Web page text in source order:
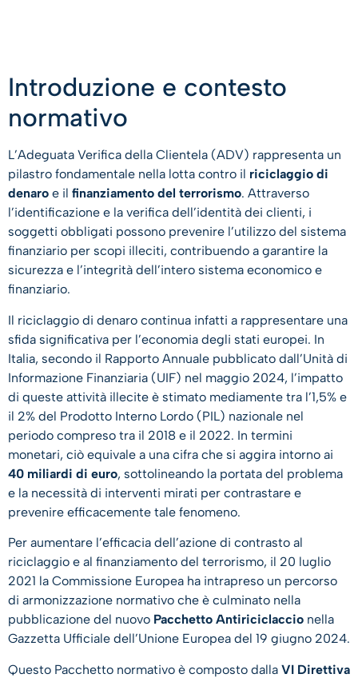
Introduzione e contesto
normativo
L’Adeguata Verifica della Clientela (ADV) rappresenta un
pilastro fondamentale nella lotta contro il riciclaggio di
denaro e il finanziamento del terrorismo. Attraverso
l’identificazione e la verifica dell’identità dei clienti, i
soggetti obbligati possono prevenire l’utilizzo del sistema
finanziario per scopi illeciti, contribuendo a garantire la
sicurezza e l’integrità dell’intero sistema economico e
finanziario.
Il riciclaggio di denaro continua infatti a rappresentare una
sfida significativa per l’economia degli stati europei. In
Italia, secondo il Rapporto Annuale pubblicato dall’Unità di
Informazione Finanziaria (UIF) nel maggio 2024, l’impatto
di queste attività illecite è stimato mediamente tra l’1,5% e
il 2% del Prodotto Interno Lordo (PIL) nazionale nel
periodo compreso tra il 2018 e il 2022. In termini
monetari, ciò equivale a una cifra che si aggira intorno ai
40 miliardi di euro, sottolineando la portata del problema
e la necessità di interventi mirati per contrastare e
prevenire efficacemente tale fenomeno.
Per aumentare l’efficacia dell’azione di contrasto al
riciclaggio e al finanziamento del terrorismo, il 20 luglio
2021 la Commissione Europea ha intrapreso un percorso
di armonizzazione normativo che è culminato nella
pubblicazione del nuovo Pacchetto Antiriciclaccio nella
Gazzetta Ufficiale dell’Unione Europea del 19 giugno 2024.
Questo Pacchetto normativo è composto dalla VI Direttiva